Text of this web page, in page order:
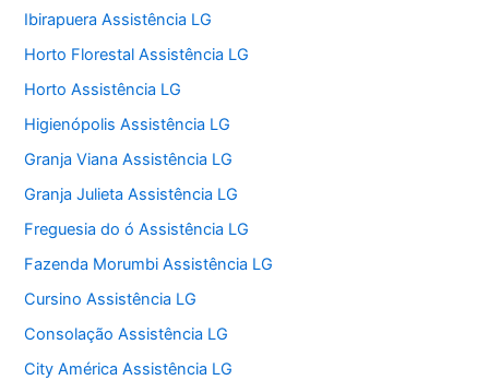
Ibirapuera Assistência LG
Horto Florestal Assistência LG
Horto Assistência LG
Higienópolis Assistência LG
Granja Viana Assistência LG
Granja Julieta Assistência LG
Freguesia do ó Assistência LG
Fazenda Morumbi Assistência LG
Cursino Assistência LG
Consolação Assistência LG
City América Assistência LG